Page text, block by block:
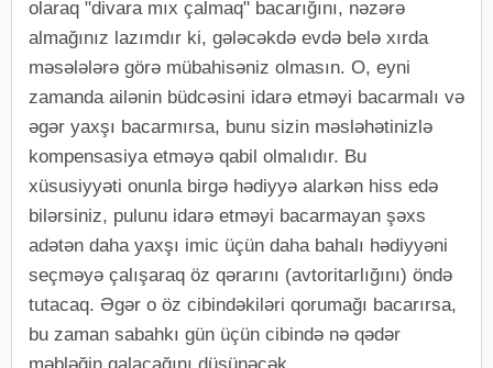
olaraq "divara mıx çalmaq" bacarığını, nəzərə
almağınız lazımdır ki, gələcəkdə evdə belə xırda
məsələlərə görə mübahisəniz olmasın. O, eyni
zamanda ailənin büdcəsini idarə etməyi bacarmalı və
əgər yaxşı bacarmırsa, bunu sizin məsləhətinizlə
kompensasiya etməyə qabil olmalıdır. Bu
xüsusiyyəti onunla birgə hədiyyə alarkən hiss edə
bilərsiniz, pulunu idarə etməyi bacarmayan şəxs
adətən daha yaxşı imic üçün daha bahalı hədiyyəni
seçməyə çalışaraq öz qərarını (avtoritarlığını) öndə
tutacaq. Əgər o öz cibindəkiləri qorumağı bacarırsa,
bu zaman sabahkı gün üçün cibində nə qədər